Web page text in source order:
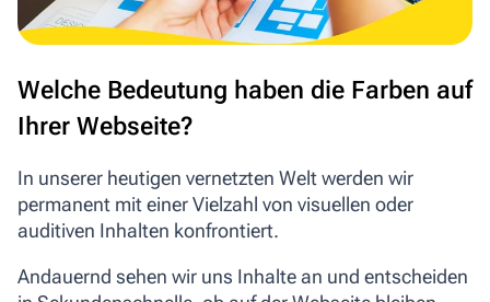
Welche Bedeutung haben die Farben auf
Ihrer Webseite?
In unserer heutigen vernetzten Welt werden wir
permanent mit einer Vielzahl von visuellen oder
auditiven Inhalten konfrontiert.
Andauernd sehen wir uns Inhalte an und entscheiden